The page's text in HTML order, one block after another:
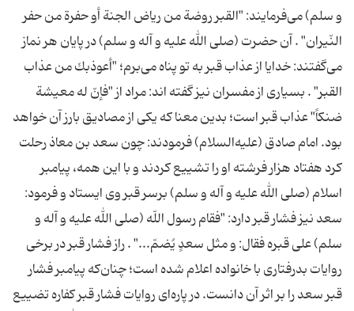
و سلم) می‌فرمایند: "القبر روضة من ریاض الجنة أو حفرة من حفر
النّیران" . آن حضرت (صلی الله علیه و آله و سلم) در پایان هر نماز
می‌گفتند: خدایا از عذاب قبر به تو پناه می‌برم؛ "أعوذبك من عذاب
القبر" . بسیاری از مفسران نیز گفته اند: مراد از "فإنّ له معیشة
ضنكاً" عذاب قبر است؛ بدین معنا كه یكی از مصادیق بارز آن خواهد
بود. امام صادق (علیه‌السلام) فرمودند: چون سعد بن معاذ رحلت
كرد هفتاد هزار فرشته او را تشییع كردند و با این همه، پیامبر
اسلام (صلی الله علیه و آله و سلم) برسر قبر وی ایستاد و فرمود:
سعد نیز فشار قبر دارد: "فقام رسول اللّه (صلی الله علیه و آله و
سلم) علی قبره فقال: و مثل سعدٍ یُضمّ..." . راز فشار قبر در برخی
روایات بدرفتاری با خانواده اعلام شده است؛ چنان‌كه پیامبر فشار
قبر سعد را بر اثر آن دانست. در پاره‌ای روایات فشار قبر كفاره تضییع